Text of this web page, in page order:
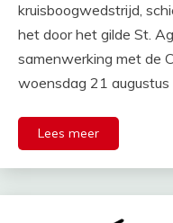
kruisboogwedstrijd,
het door het gilde St.
samenwerking met de
woensdag 21
Lees meer